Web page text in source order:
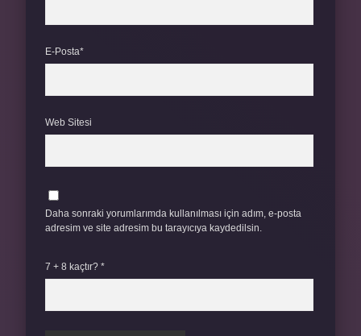
E-Posta*
Web Sitesi
Daha sonraki yorumlarımda kullanılması için adım, e-posta
adresim ve site adresim bu tarayıcıya kaydedilsin.
7 + 8 kaçtır? *